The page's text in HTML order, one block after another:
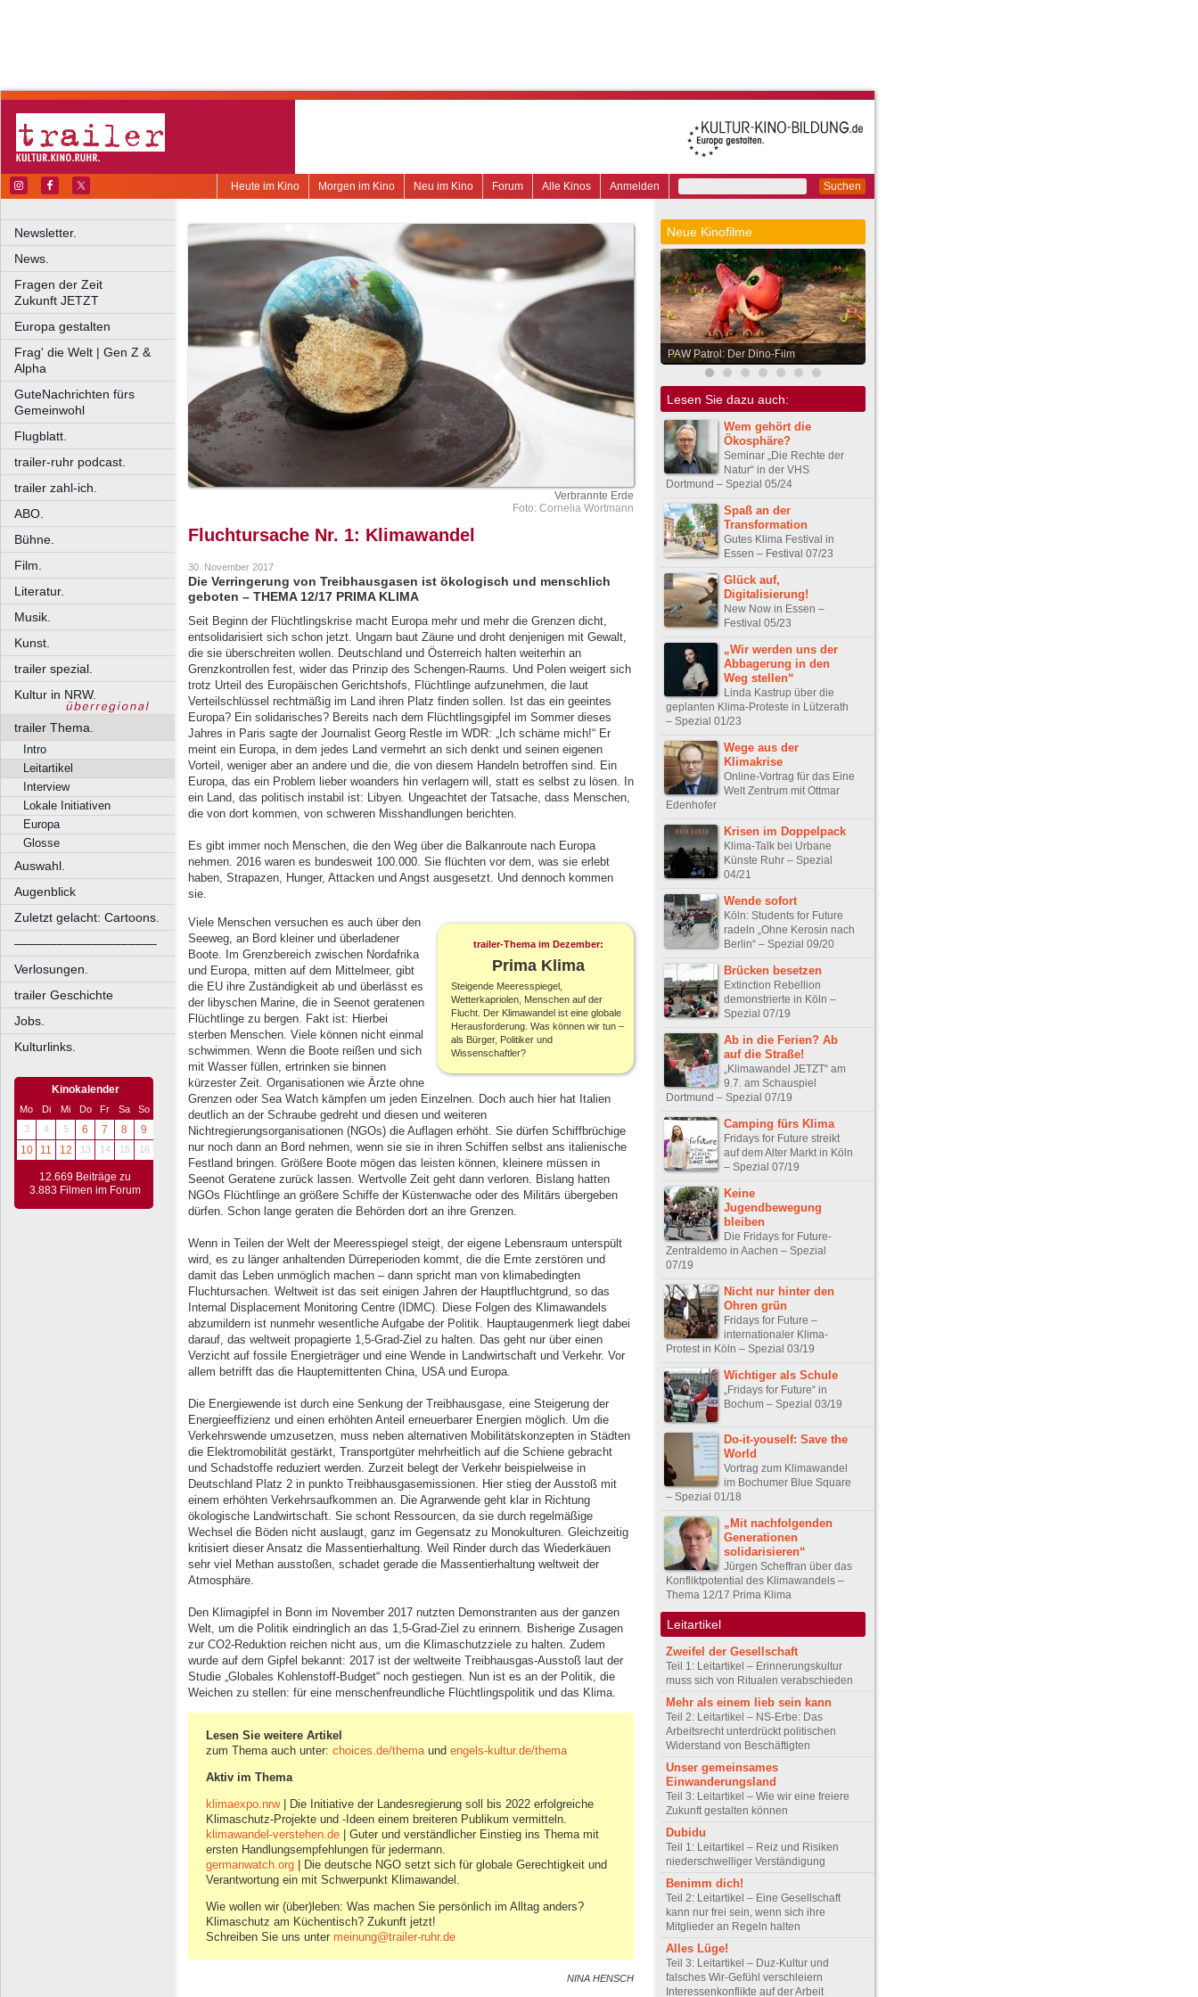
Suchen
Anmelden
Alle Kinos
Forum
Neu im Kino
Morgen im Kino
Heute im Kino
Newsletter.
News.
Fragen der Zeit
Zukunft JETZT
Europa gestalten
Frag' die Welt | Gen Z &
Alpha
GuteNachrichten fürs
Gemeinwohl
Flugblatt.
trailer-ruhr podcast.
trailer zahl-ich.
ABO.
Bühne.
Film.
Literatur.
Musik.
Kunst.
trailer spezial.
Kultur in NRW.
trailer Thema.
Intro
Leitartikel
Interview
Lokale Initiativen
Europa
Glosse
Auswahl.
Augenblick
Zuletzt gelacht: Cartoons.
––––––––––––––––––––
Verlosungen.
trailer Geschichte
Jobs.
Kulturlinks.
Kinokalender
Mo Di Mi Do Fr Sa
So
3
4 5 6 7 8
9
10
11 12 13 14 15 16
12.669 Beiträge zu
3.883 Filmen im Forum
Verbrannte Erde
Foto: Cornelia Wortmann
Fluchtursache Nr. 1: Klimawandel
30. November 2017
Die Verringerung von Treibhausgasen ist ökologisch und menschlich
geboten – THEMA 12/17 PRIMA KLIMA
Seit Beginn der Flüchtlingskrise macht Europa mehr und mehr die Grenzen dicht,
entsolidarisiert sich schon jetzt. Ungarn baut Zäune und droht denjenigen mit Gewalt,
die sie überschreiten wollen. Deutschland und Österreich halten weiterhin an
Grenzkontrollen fest, wider das Prinzip des Schengen-Raums. Und Polen weigert sich
trotz Urteil des Europäischen Gerichtshofs, Flüchtlinge aufzunehmen, die laut
Verteilschlüssel rechtmäßig im Land ihren Platz finden sollen. Ist das ein geeintes
Europa? Ein solidarisches? Bereits nach dem Flüchtlingsgipfel im Sommer dieses
Jahres in Paris sagte der Journalist Georg Restle im WDR: „Ich schäme mich!“ Er
meint ein Europa, in dem jedes Land vermehrt an sich denkt und seinen eigenen
Vorteil, weniger aber an andere und die, die von diesem Handeln betroffen sind. Ein
Europa, das ein Problem lieber woanders hin verlagern will, statt es selbst zu lösen. In
ein Land, das politisch instabil ist: Libyen. Ungeachtet der Tatsache, dass Menschen,
die von dort kommen, von schweren Misshandlungen berichten.
Es gibt immer noch Menschen, die den Weg über die Balkanroute nach Europa
nehmen. 2016 waren es bundesweit 100.000. Sie flüchten vor dem, was sie erlebt
haben, Strapazen, Hunger, Attacken und Angst ausgesetzt. Und dennoch kommen
sie.
trailer-Thema im Dezember:
Prima Klima
Steigende Meeresspiegel,
Wetterkapriolen, Menschen auf der
Flucht. Der Klimawandel ist eine globale
Herausforderung. Was können wir tun –
als Bürger, Politiker und
Wissenschaftler?
Viele Menschen versuchen es auch über den
Seeweg, an Bord kleiner und überladener
Boote. Im Grenzbereich zwischen Nordafrika
und Europa, mitten auf dem Mittelmeer, gibt
die EU ihre Zuständigkeit ab und überlässt es
der libyschen Marine, die in Seenot geratenen
Flüchtlinge zu bergen. Fakt ist: Hierbei
sterben Menschen. Viele können nicht einmal
schwimmen. Wenn die Boote reißen und sich
mit Wasser füllen, ertrinken sie binnen
kürzester Zeit. Organisationen wie Ärzte ohne
Grenzen oder Sea Watch kämpfen um jeden Einzelnen. Doch auch hier hat Italien
deutlich an der Schraube gedreht und diesen und weiteren
Nichtregierungsorganisationen (NGOs) die Auflagen erhöht. Sie dürfen Schiffbrüchige
nur noch dann an Bord nehmen, wenn sie sie in ihren Schiffen selbst ans italienische
Festland bringen. Größere Boote mögen das leisten können, kleinere müssen in
Seenot Geratene zurück lassen. Wertvolle Zeit geht dann verloren. Bislang hatten
NGOs Flüchtlinge an größere Schiffe der Küstenwache oder des Militärs übergeben
dürfen. Schon lange geraten die Behörden dort an ihre Grenzen.
Wenn in Teilen der Welt der Meeresspiegel steigt, der eigene Lebensraum unterspült
wird, es zu länger anhaltenden Dürreperioden kommt, die die Ernte zerstören und
damit das Leben unmöglich machen – dann spricht man von klimabedingten
Fluchtursachen. Weltweit ist das seit einigen Jahren der Hauptfluchtgrund, so das
Internal Displacement Monitoring Centre (IDMC). Diese Folgen des Klimawandels
abzumildern ist nunmehr wesentliche Aufgabe der Politik. Hauptaugenmerk liegt dabei
darauf, das weltweit propagierte 1,5-Grad-Ziel zu halten. Das geht nur über einen
Verzicht auf fossile Energieträger und eine Wende in Landwirtschaft und Verkehr. Vor
allem betrifft das die Hauptemittenten China, USA und Europa.
Die Energiewende ist durch eine Senkung der Treibhausgase, eine Steigerung der
Energieeffizienz und einen erhöhten Anteil erneuerbarer Energien möglich. Um die
Verkehrswende umzusetzen, muss neben alternativen Mobilitätskonzepten in Städten
die Elektromobilität gestärkt, Transportgüter mehrheitlich auf die Schiene gebracht
und Schadstoffe reduziert werden. Zurzeit belegt der Verkehr beispielweise in
Deutschland Platz 2 in punkto Treibhausgasemissionen. Hier stieg der Ausstoß mit
einem erhöhten Verkehrsaufkommen an. Die Agrarwende geht klar in Richtung
ökologische Landwirtschaft. Sie schont Ressourcen, da sie durch regelmäßige
Wechsel die Böden nicht auslaugt, ganz im Gegensatz zu Monokulturen. Gleichzeitig
kritisiert dieser Ansatz die Massentierhaltung. Weil Rinder durch das Wiederkäuen
sehr viel Methan ausstoßen, schadet gerade die Massentierhaltung weltweit der
Atmosphäre.
Den Klimagipfel in Bonn im November 2017 nutzten Demonstranten aus der ganzen
Welt, um die Politik eindringlich an das 1,5-Grad-Ziel zu erinnern. Bisherige Zusagen
zur CO2-Reduktion reichen nicht aus, um die Klimaschutzziele zu halten. Zudem
wurde auf dem Gipfel bekannt: 2017 ist der weltweite Treibhausgas-Ausstoß laut der
Studie „Globales Kohlenstoff-Budget“ noch gestiegen. Nun ist es an der Politik, die
Weichen zu stellen: für eine menschenfreundliche Flüchtlingspolitik und das Klima.
Lesen Sie weitere Artikel
zum Thema auch unter: choices.de/thema und engels-kultur.de/thema
Aktiv im Thema
klimaexpo.nrw| Die Initiative der Landesregierung soll bis 2022 erfolgreiche
Klimaschutz-Projekte und -Ideen einem breiteren Publikum vermitteln.
klimawandel-verstehen.de | Guter und verständlicher Einstieg ins Thema mit
ersten Handlungsempfehlungen für jedermann.
germanwatch.org | Die deutsche NGO setzt sich für globale Gerechtigkeit und
Verantwortung ein mit Schwerpunkt Klimawandel.
Wie wollen wir (über)leben: Was machen Sie persönlich im Alltag anders?
Klimaschutz am Küchentisch? Zukunft jetzt!
Schreiben Sie uns unter meinung@trailer-ruhr.de
NINA HENSCH
Neue Kinofilme
PAW Patrol: Der Dino-Film
Lesen Sie dazu auch:
Wem gehört die
Ökosphäre?
Seminar „Die Rechte der
Natur“ in der VHS
Dortmund – Spezial 05/24
Spaß an der
Transformation
Gutes Klima Festival in
Essen – Festival 07/23
Glück auf,
Digitalisierung!
New Now in Essen –
Festival 05/23
„Wir werden uns der
Abbagerung in den
Weg stellen“
Linda Kastrup über die
geplanten Klima-Proteste in Lützerath
– Spezial 01/23
Wege aus der
Klimakrise
Online-Vortrag für das Eine
Welt Zentrum mit Ottmar
Edenhofer
Krisen im Doppelpack
Klima-Talk bei Urbane
Künste Ruhr – Spezial
04/21
Wende sofort
Köln: Students for Future
radeln „Ohne Kerosin nach
Berlin“ – Spezial 09/20
Brücken besetzen
Extinction Rebellion
demonstrierte in Köln –
Spezial 07/19
Ab in die Ferien? Ab
auf die Straße!
„Klimawandel JETZT“ am
9.7. am Schauspiel
Dortmund – Spezial 07/19
Camping fürs Klima
Fridays for Future streikt
auf dem Alter Markt in Köln
– Spezial 07/19
Keine
Jugendbewegung
bleiben
Die Fridays for Future-
Zentraldemo in Aachen – Spezial
07/19
Nicht nur hinter den
Ohren grün
Fridays for Future –
internationaler Klima-
Protest in Köln – Spezial 03/19
Wichtiger als Schule
„Fridays for Future“ in
Bochum – Spezial 03/19
Do-it-youself: Save the
World
Vortrag zum Klimawandel
im Bochumer Blue Square
– Spezial 01/18
„Mit nachfolgenden
Generationen
solidarisieren“
Jürgen Scheffran über das
Konfliktpotential des Klimawandels –
Thema 12/17 Prima Klima
Leitartikel
Zweifel der Gesellschaft
Teil 1: Leitartikel – Erinnerungskultur
muss sich von Ritualen verabschieden
Mehr als einem lieb sein kann
Teil 2: Leitartikel – NS-Erbe: Das
Arbeitsrecht unterdrückt politischen
Widerstand von Beschäftigten
Unser gemeinsames
Einwanderungsland
Teil 3: Leitartikel – Wie wir eine freiere
Zukunft gestalten können
Dubidu
Teil 1: Leitartikel – Reiz und Risiken
niederschwelliger Verständigung
Benimm dich!
Teil 2: Leitartikel – Eine Gesellschaft
kann nur frei sein, wenn sich ihre
Mitglieder an Regeln halten
Alles Lüge!
Teil 3: Leitartikel – Duz-Kultur und
falsches Wir-Gefühl verschleiern
Interessenkonflikte auf der Arbeit